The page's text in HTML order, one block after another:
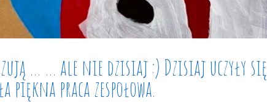
… … ale nie dzisiaj :) Dzisiaj uczyły się
piękna praca zespołowa.